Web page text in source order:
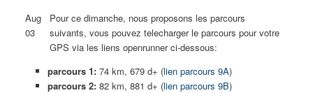
Aug
03
Pour ce dimanche, nous proposons les parcours
suivants, vous pouvez telecharger le parcours pour votre
GPS via les liens openrunner ci-dessous:
parcours 1:74 km, 679 d+ (lien parcours 9A)
parcours 2:82 km, 881 d+ (lien parcours 9B)